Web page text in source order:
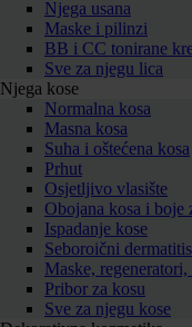
Njega usana
Maske i pilinzi
BB i CC tonirane
Sve za njegu lica
Njega kose
Normalna kosa
Masna kosa
Suha i oštećena kosa
Prhut
Osjetljivo vlasište
Obojana kosa i boje
Ispadanje kose
Seboroični
Maske,
Pribor za kosu
Sve za njegu kose